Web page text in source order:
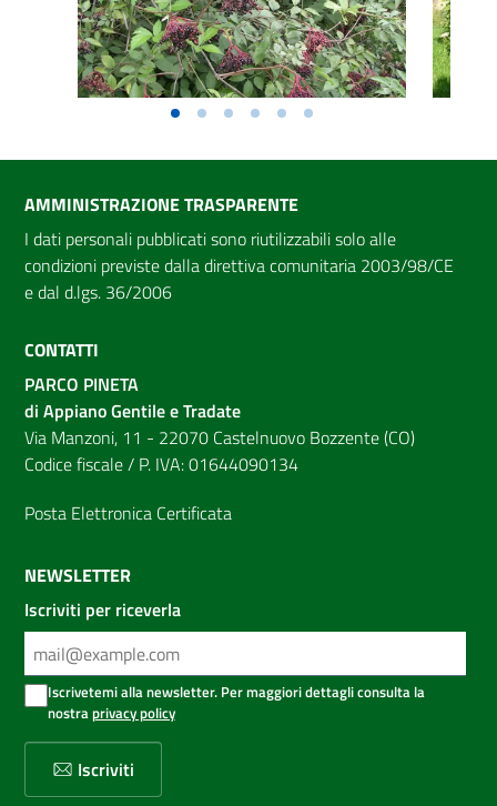
AMMINISTRAZIONE TRASPARENTE
I dati personali pubblicati sono riutilizzabili solo alle
condizioni previste dalla direttiva comunitaria 2003/98/CE
e dal d.lgs. 36/2006
CONTATTI
PARCO PINETA
di Appiano Gentile e Tradate
Via Manzoni, 11 - 22070 Castelnuovo Bozzente (CO)
Codice fiscale / P. IVA: 01644090134
Posta Elettronica Certificata
NEWSLETTER
Iscriviti per riceverla
Iscrivetemi alla newsletter. Per maggiori dettagli consulta la
nostraprivacy policy
Iscriviti